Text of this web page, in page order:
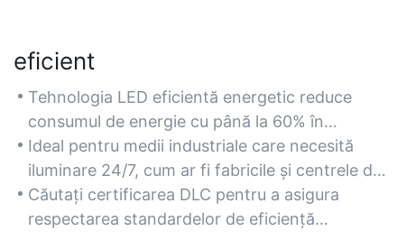
eficient
Tehnologia LED eficientă energetic reduce
consumul de energie cu până la 60% în
comparație cu lămpile tradiționale cu
halogenuri metalice de 400 W, reducând
costurile cu energia electrică pentru instalațiile
mari, cum ar fi depozitele.
Ideal pentru medii industriale care necesită
iluminare 24/7, cum ar fi fabricile și centrele de
distribuție, unde economiile de energie se
acumulează în timp.
Căutați certificarea DLC pentru a asigura
respectarea standardelor de eficiență